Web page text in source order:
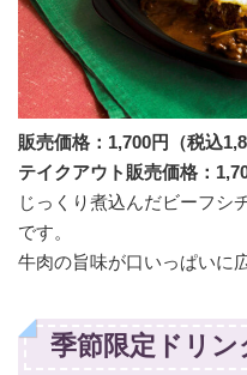
販売価格：1,700円（税込
テイクアウト販売価格：
じっくり煮込んだビーフシ
です。
牛肉の旨味が口いっぱいに
季節限定ドリ